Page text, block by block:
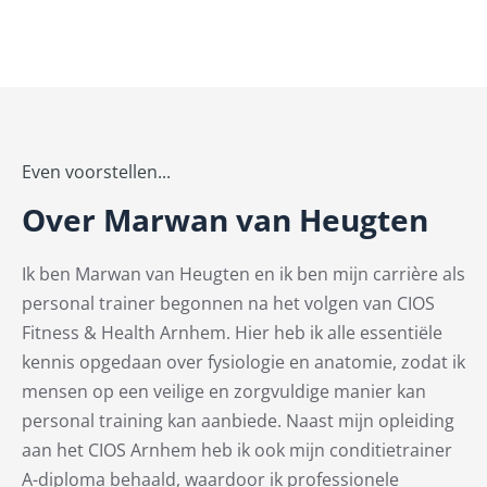
Even voorstellen...
Over Marwan van Heugten
Ik ben Marwan van Heugten en ik ben mijn carrière als
personal trainer begonnen na het volgen van CIOS
Fitness & Health Arnhem. Hier heb ik alle essentiële
kennis opgedaan over fysiologie en anatomie, zodat ik
mensen op een veilige en zorgvuldige manier kan
personal training kan aanbiede. Naast mijn opleiding
aan het CIOS Arnhem heb ik ook mijn conditietrainer
A-diploma behaald, waardoor ik professionele